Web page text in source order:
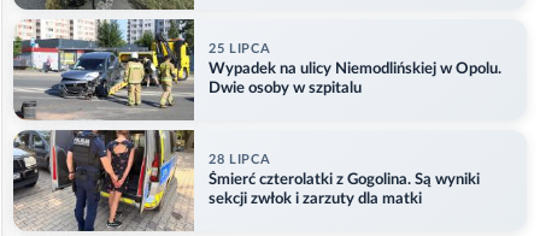
25 LIPCA
Wypadek na ulicy Niemodlińskiej w Opolu.
Dwie osoby w szpitalu
28 LIPCA
Śmierć czterolatki z Gogolina. Są wyniki
sekcji zwłok i zarzuty dla matki